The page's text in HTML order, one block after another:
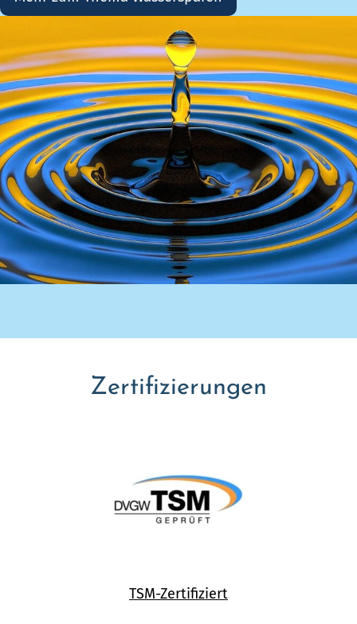
Zertifizierungen
TSM-Zertifiziert